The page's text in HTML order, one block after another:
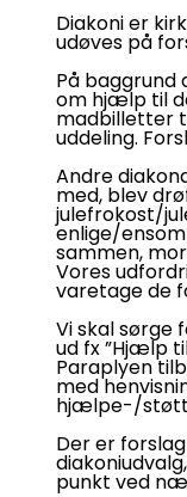
Diakoni er
udøves på
På baggrund
om hjælp til
madbilletter
uddeling.
Andre
med, blev
julefrokost/
enlige/
sammen,
Vores
varetage de
Vi skal sørge
ud fx ”Hjælp
Paraplyen
med
hjælpe-/
Der er
punkt ved